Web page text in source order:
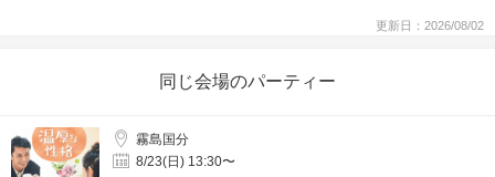
更新日：2026/08/02
同じ会場のパーティー
霧島国分
8/23(日) 13:30〜